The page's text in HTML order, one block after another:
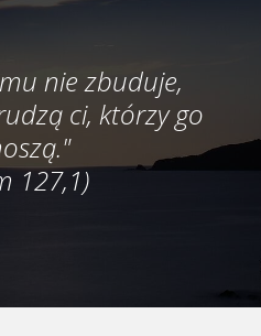
nie zbuduje,
ci, którzy go
127,1)